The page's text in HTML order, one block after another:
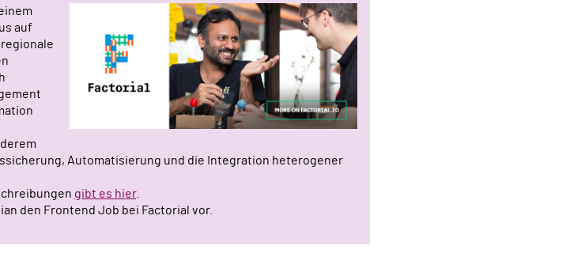
auf
Automatisierung und die Integration heterogener
gibt es hier.
den Frontend Job bei Factorial vor.